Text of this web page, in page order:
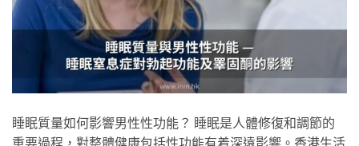
睡眠質量如何影響男性性功能？ 睡眠是人體修復和調節的
重要過程，對整體健康包括性功能有着深遠影響。香港生活